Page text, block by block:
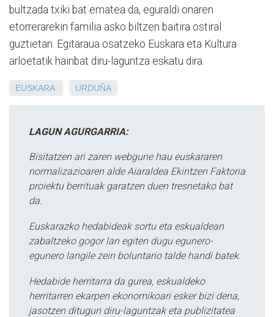
bultzada txiki bat ematea da, eguraldi onaren
etorrerarekin familia asko biltzen baitira ostiral
guztietan. Egitaraua osatzeko Euskara eta Kultura
arloetatik hainbat diru-laguntza eskatu dira.
EUSKARA URDUÑA
LAGUN AGURGARRIA:
Bisitatzen ari zaren webgune hau euskararen
normalizazioaren alde Aiaraldea Ekintzen Faktoria
proiektu berrituak garatzen duen tresnetako bat
da.
Euskarazko hedabideak sortu eta eskualdean
zabaltzeko gogor lan egiten dugu egunero-
egunero langile zein boluntario talde handi batek.
Hedabide herritarra da gurea, eskualdeko
herritarren ekarpen ekonomikoari esker bizi dena,
jasotzen ditugun diru-laguntzak eta publizitatea